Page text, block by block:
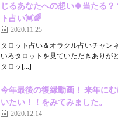
じるあなたへの想い🍀当たる
ト占い💓🌈
2020.11.25
タロット占い＆オラクル占いチャン
いろタロットを見ていただきありが
タロッ[…]
今年最後の復縁動画！ 来年に
いたい！！をみてみました。
2020.12.14